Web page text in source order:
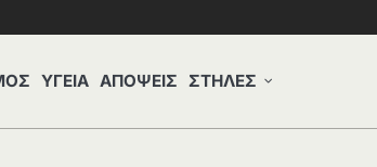
ΥΓΕΙΑ ΑΠΟΨΕΙΣ ΣΤΗΛΕΣ